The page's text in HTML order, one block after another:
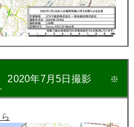
年7月5日撮影
※